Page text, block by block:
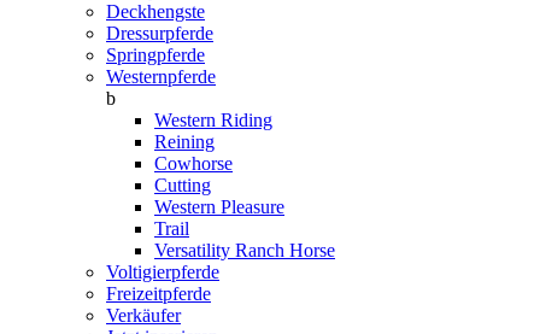
Deckhengste
Dressurpferde
Springpferde
Westernpferde
b
Western Riding
Reining
Cowhorse
Cutting
Western Pleasure
Trail
Versatility Ranch Horse
Voltigierpferde
Freizeitpferde
Verkäufer